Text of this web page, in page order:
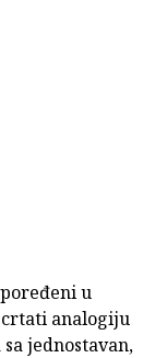
u
analogiju
jednostavan,